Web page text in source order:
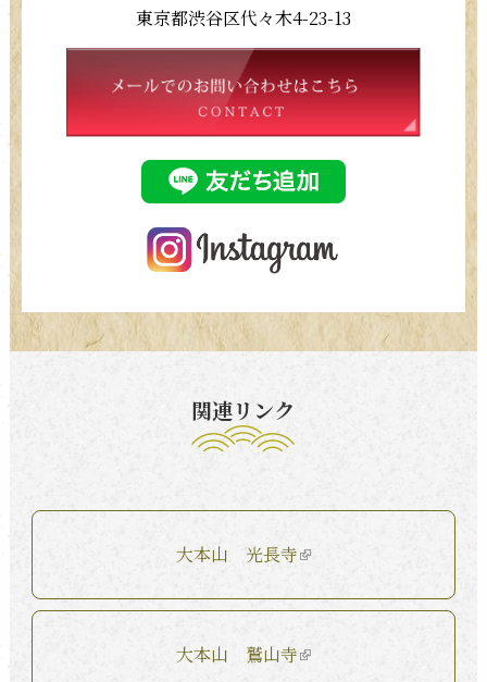
東京都渋谷区代々木4-23-13
関連リンク
大本山 光長寺
大本山 鷲山寺